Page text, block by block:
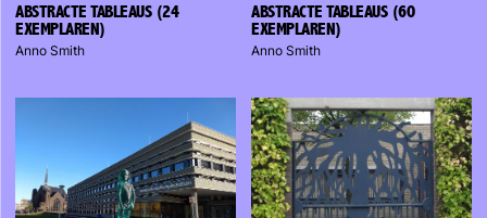
ABSTRACTE TABLEAUS (24
EXEMPLAREN)
Anno Smith
ABSTRACTE TABLEAUS (60
EXEMPLAREN)
Anno Smith